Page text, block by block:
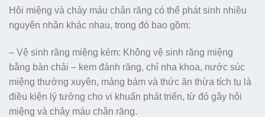
Hôi miệng và chảy máu chân răng có thể phát sinh nhiều
nguyên nhân khác nhau, trong đó bao gồm:
– Vệ sinh răng miệng kém: Không vệ sinh răng miệng
bằng bàn chải – kem đánh răng, chỉ nha khoa, nước súc
miệng thường xuyên, mảng bám và thức ăn thừa tích tụ là
điều kiện lý tưởng cho vi khuẩn phát triển, từ đó gây hôi
miệng và chảy máu chân răng.